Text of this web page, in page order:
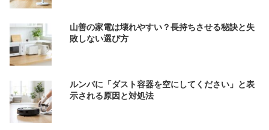
山善の家電は壊れやすい？長持ちさせる秘訣と失
敗しない選び方
ルンバに「ダスト容器を空にしてください」と表
示される原因と対処法